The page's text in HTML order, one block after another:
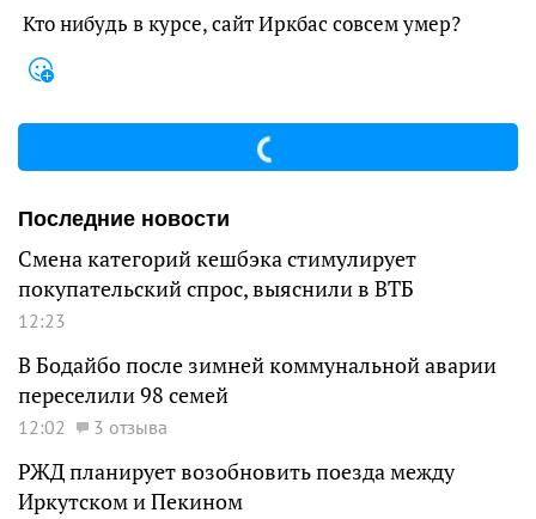
Кто нибудь в курсе, сайт Иркбас совсем умер?
Последние новости
Смена категорий кешбэка стимулирует
покупательский спрос, выяснили в ВТБ
12:23
В Бодайбо после зимней коммунальной аварии
переселили 98 семей
12:02 3 отзыва
РЖД планирует возобновить поезда между
Иркутском и Пекином